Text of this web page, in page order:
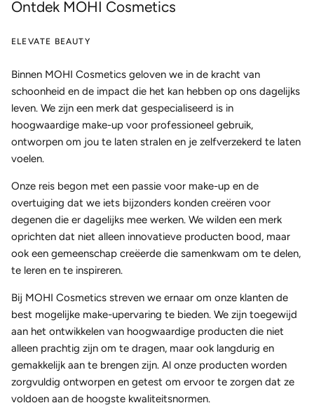
Ontdek MOHI Cosmetics
ELEVATE BEAUTY
Binnen MOHI Cosmetics geloven we in de kracht van
schoonheid en de impact die het kan hebben op ons dagelijks
leven. We zijn een merk dat gespecialiseerd is in
hoogwaardige make-up voor professioneel gebruik,
ontworpen om jou te laten stralen en je zelfverzekerd te laten
voelen.
Onze reis begon met een passie voor make-up en de
overtuiging dat we iets bijzonders konden creëren voor
degenen die er dagelijks mee werken. We wilden een merk
oprichten dat niet alleen innovatieve producten bood, maar
ook een gemeenschap creëerde die samenkwam om te delen,
te leren en te inspireren.
Bij MOHI Cosmetics streven we ernaar om onze klanten de
best mogelijke make-upervaring te bieden. We zijn toegewijd
aan het ontwikkelen van hoogwaardige producten die niet
alleen prachtig zijn om te dragen, maar ook langdurig en
gemakkelijk aan te brengen zijn. Al onze producten worden
zorgvuldig ontworpen en getest om ervoor te zorgen dat ze
voldoen aan de hoogste kwaliteitsnormen.